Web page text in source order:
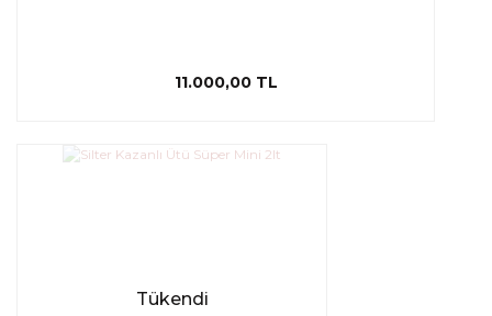
11.000,00 TL
Tükendi